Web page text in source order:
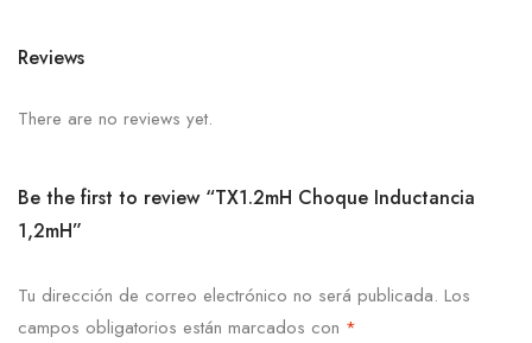
Reviews
There are no reviews yet.
Be the first to review “TX1.2mH Choque Inductancia
1,2mH”
Tu dirección de correo electrónico no será publicada. Los
campos obligatorios están marcados con *